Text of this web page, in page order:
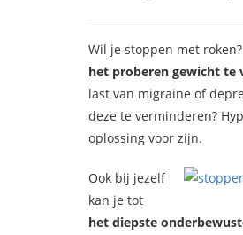
Wil je stoppen met roken?
het proberen gewicht te
last van migraine of
deze te verminderen?
oplossing voor zijn.
Ook bij jezelf
kan je tot
het diepste